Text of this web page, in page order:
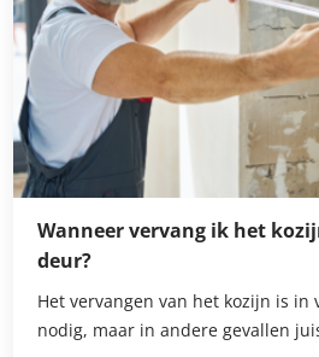
Wanneer vervang ik het
deur?
Het vervangen van het kozijn is in
nodig, maar in andere gevallen